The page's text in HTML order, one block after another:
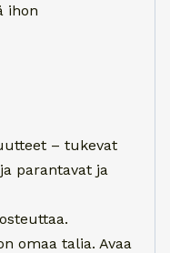
ihon
– tukevat
parantavat ja
omaa talia. Avaa